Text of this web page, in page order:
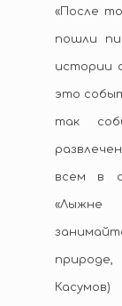
«После
пошли
истории
это
так
всем в
«Лыжне
природе,
Касумов)